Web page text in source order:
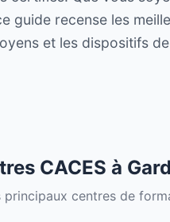
guide recense les
et les dispositifs
CACES à Gard
centres de